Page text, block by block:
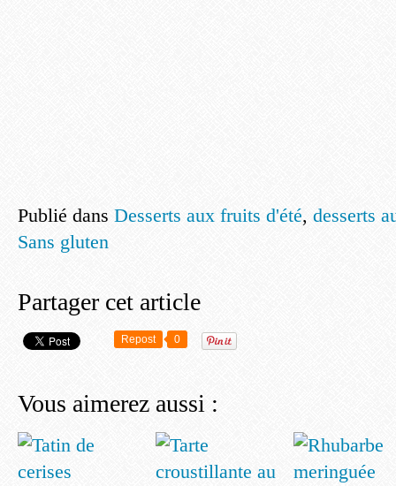
Publié dans Desserts aux fruits d'été, desserts
Sans gluten
Partager cet article
Repost 0
Vous aimerez aussi :